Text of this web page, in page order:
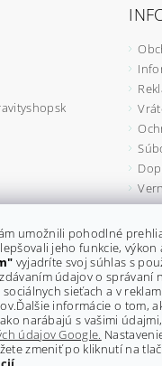
umožnili pohodlné
jeho funkcie,
vyjadríte svoj súhlas s
údajov o správaní
sieťach a v
Ďalšie informácie o tom,
narábajú s vašimi
údajov Google.
zmeniť po kliknutí na